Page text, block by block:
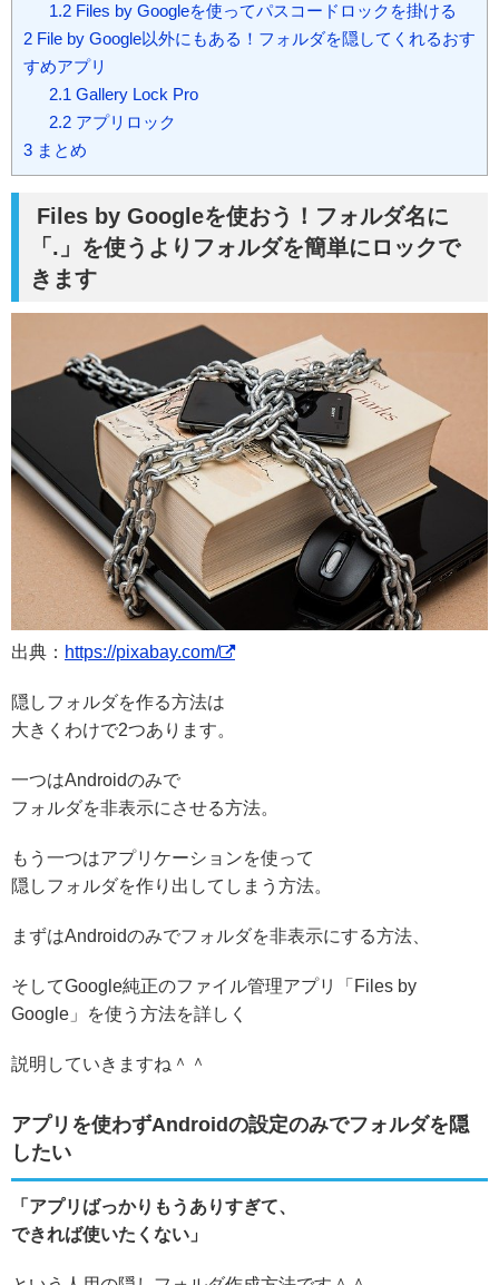
1.2Files by Googleを使ってパスコードロックを掛ける
2 File by Google以外にもある！フォルダを隠してくれるおす
すめアプリ
2.1 Gallery Lock Pro
2.2アプリロック
3 まとめ
Files by Googleを使おう！フォルダ名に
「.」を使うよりフォルダを簡単にロックで
きます
出典： https://pixabay.com/
隠しフォルダを作る方法は
大きくわけで2つあります。
一つはAndroidのみで
フォルダを非表示にさせる方法。
もう一つはアプリケーションを使って
隠しフォルダを作り出してしまう方法。
まずはAndroidのみでフォルダを非表示にする方法、
そしてGoogle純正のファイル管理アプリ「Files by
Google」を使う方法を詳しく
説明していきますね＾＾
アプリを使わずAndroidの設定のみでフォルダを隠
したい
「アプリばっかりもうありすぎて、
できれば使いたくない」